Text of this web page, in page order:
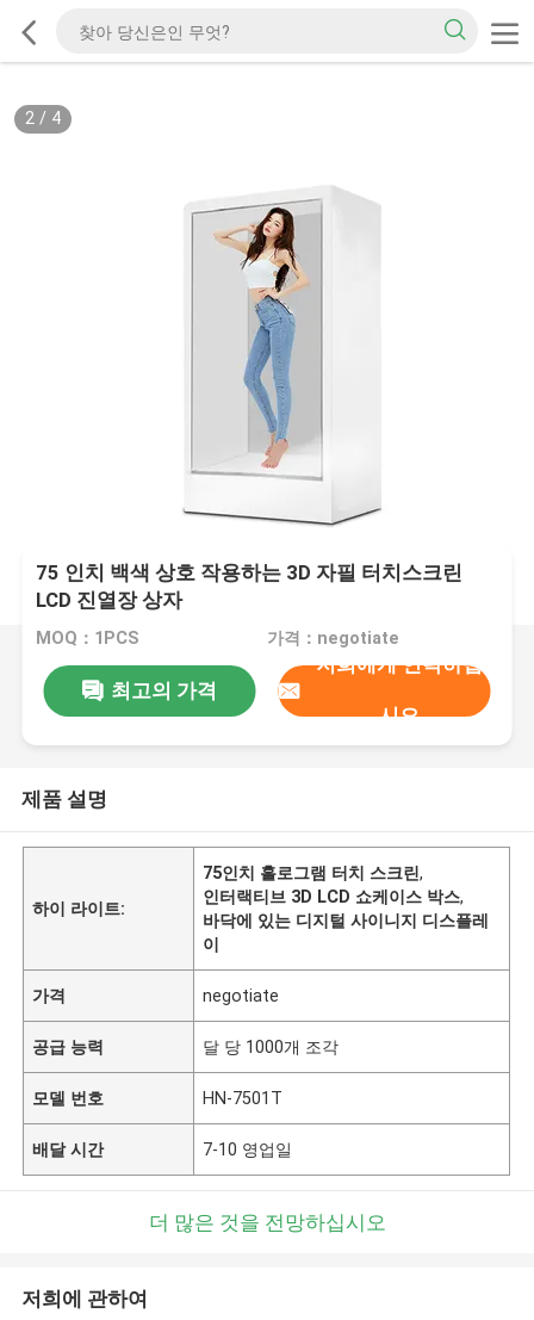
2/ 4
75 인치 백색 상호 작용하는 3D 자필 터치스크린
LCD 진열장 상자
MOQ：1PCS 가격：negotiate
최고의 가격
저희에게 연락하십
시오
제품 설명
하이 라이트:
75인치 홀로그램 터치 스크린,
인터랙티브 3D LCD 쇼케이스 박스,
바닥에 있는 디지털 사이니지 디스플레
이
가격 negotiate
공급 능력 달 당 1000개 조각
모델 번호 HN-7501T
배달 시간 7-10 영업일
더 많은 것을 전망하십시오
저희에 관하여